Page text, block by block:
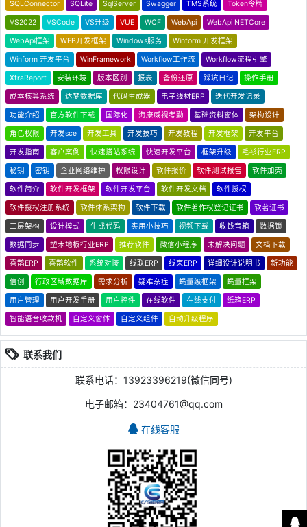
SQLConnector SQLite SqlServer Swagger TMS系统 Token令牌
VS2022 VSCode VS升级 VUE WCF WebApi WebApi NETCore
WebApi框架 WEB开发框架 Windows服务 Winform 开发框架
Winform 开发平台 WinFramework Workflow工作流 Workflow流程引擎
XtraReport 安装环境 版本区别 报表 备份还原 踩坑日记 操作手册
成本核算系统 达梦数据库 代码生成器 电子线材ERP 迭代开发记录
功能介绍 官方软件下载 国际化 海康威视考勤 基础资料窗体 架构设计
角色权限 开发sce 开发工具 开发技巧 开发教程 开发框架 开发平台
开发指南 客户案例 快速搭站系统 快速开发平台 框架升级 毛衫行业ERP
秘钥 密钥 企业网络维护 权限设计 软件报价 软件测试报告 软件加壳
软件简介 软件开发框架 软件开发平台 软件开发文档 软件授权
软件授权注册系统 软件体系架构 软件下载 软件著作权登记证书 软著证书
三层架构 设计模式 生成代码 实用小技巧 视频下载 收钱音箱 数据锁
数据同步 塑木地板行业ERP 推荐软件 微信小程序 未解决问题 文档下载
喜鹊ERP 喜鹊软件 系统对接 线联ERP 线束ERP 详细设计说明书 新功能
信创 行政区域数据库 需求分析 疑难杂症 蝇量级框架 蝇量框架
用户管理 用户开发手册 用户控件 在线软件 在线支付 纸箱ERP
智能语音收款机 自定义窗体 自定义组件 自动升级程序
联系我们
联系电话：13923396219(微信同号)
电子邮箱：23404761@qq.com
在线客服